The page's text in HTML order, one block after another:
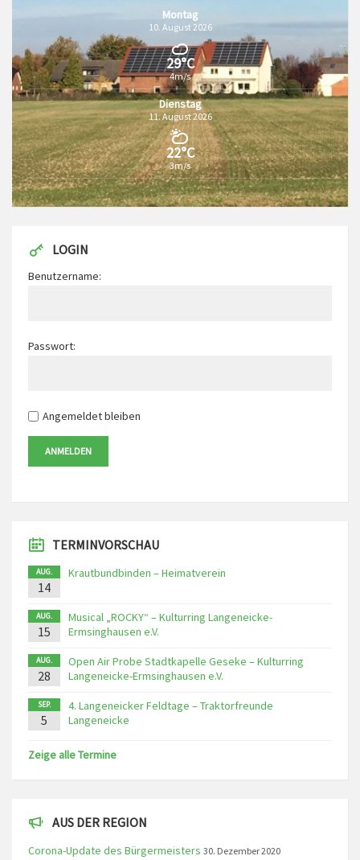
Montag
10. August 2026
29°C
4m/s
Dienstag
11. August 2026
22°C
3m/s
LOGIN
Benutzername:
Passwort:
Angemeldet bleiben
ANMELDEN
TERMINVORSCHAU
AUG.
14
Krautbundbinden – Heimatverein
AUG.
15
Musical „ROCKY“ – Kulturring Langeneicke-
Ermsinghausen e.V.
AUG.
28
Open Air Probe Stadtkapelle Geseke – Kulturring
Langeneicke-Ermsinghausen e.V.
SEP.
5
4. Langeneicker Feldtage – Traktorfreunde
Langeneicke
Zeige alle Termine
AUS DER REGION
Corona-Update des Bürgermeisters 30. Dezember 2020